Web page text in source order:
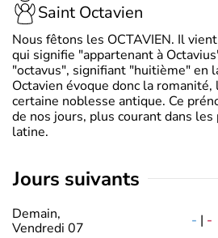
Saint Octavien
Nous fêtons les OCTAVIEN. Il
qui signifie "appartenant à
"octavus", signifiant "huitième" en
Octavien évoque donc la romanité,
certaine noblesse antique. Ce
de nos jours, plus courant dans
latine.
jours suivants
Demain,
Vendredi 07
- | -